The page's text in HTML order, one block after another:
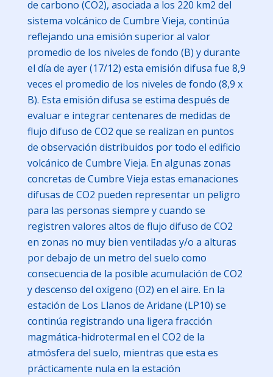
de carbono (CO2), asociada a los 220 km2 del
sistema volcánico de Cumbre Vieja, continúa
reflejando una emisión superior al valor
promedio de los niveles de fondo (B) y durante
el día de ayer (17/12) esta emisión difusa fue 8,9
veces el promedio de los niveles de fondo (8,9 x
B). Esta emisión difusa se estima después de
evaluar e integrar centenares de medidas de
flujo difuso de CO2 que se realizan en puntos
de observación distribuidos por todo el edificio
volcánico de Cumbre Vieja. En algunas zonas
concretas de Cumbre Vieja estas emanaciones
difusas de CO2 pueden representar un peligro
para las personas siempre y cuando se
registren valores altos de flujo difuso de CO2
en zonas no muy bien ventiladas y/o a alturas
por debajo de un metro del suelo como
consecuencia de la posible acumulación de CO2
y descenso del oxígeno (O2) en el aire. En la
estación de Los Llanos de Aridane (LP10) se
continúa registrando una ligera fracción
magmática-hidrotermal en el CO2 de la
atmósfera del suelo, mientras que esta es
prácticamente nula en la estación